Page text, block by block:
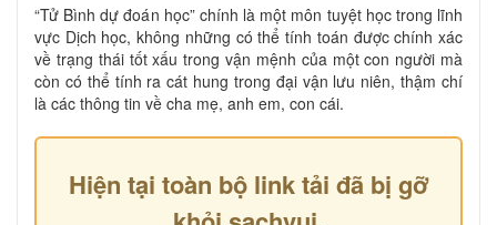
“Tử Bình dự đoán học” chính là một môn tuyệt học trong lĩnh
vực Dịch học, không những có thể tính toán được chính xác
về trạng thái tốt xấu trong vận mệnh của một con người mà
còn có thể tính ra cát hung trong đại vận lưu niên, thậm chí
là các thông tin về cha mẹ, anh em, con cái.
Hiện tại toàn bộ link tải đã bị gỡ